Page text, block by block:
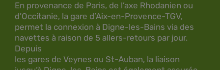
En provenance de Paris, de l’axe Rhodanien ou
d’Occitanie, la gare d’Aix-en-Provence-TGV,
permet la connexion à Digne-les-Bains via des
navettes à raison de 5 allers-retours par jour.
Depuis
les gares de Veynes ou St-Auban, la liaison